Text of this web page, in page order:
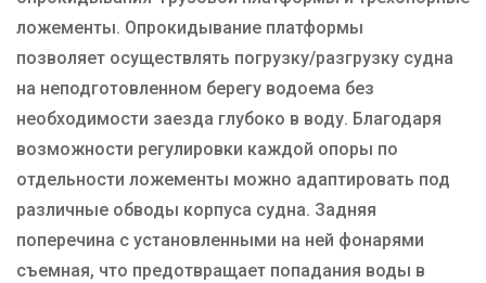
ложементы. Опрокидывание платформы
позволяет осуществлять погрузку/разгрузку судна
на неподготовленном берегу водоема без
необходимости заезда глубоко в воду. Благодаря
возможности регулировки каждой опоры по
отдельности ложементы можно адаптировать под
различные обводы корпуса судна. Задняя
поперечина с установленными на ней фонарями
съемная, что предотвращает попадания воды в